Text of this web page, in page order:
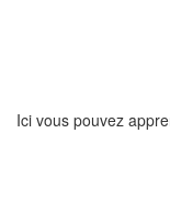
Ici vous pouvez